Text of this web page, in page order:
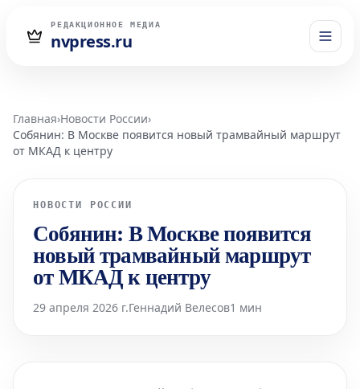
РЕДАКЦИОННОЕ МЕДИА
nvpress.ru
Главная›Новости России›
Собянин: В Москве появится новый трамвайный маршрут
от МКАД к центру
НОВОСТИ РОССИИ
Собянин: В Москве появится
новый трамвайный маршрут
от МКАД к центру
29 апреля 2026 г.Геннадий Велесов1 мин